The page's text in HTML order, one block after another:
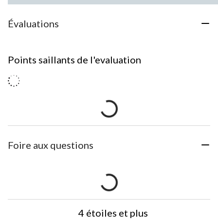
Évaluations
Points saillants de l'evaluation
Foire aux questions
4 étoiles et plus